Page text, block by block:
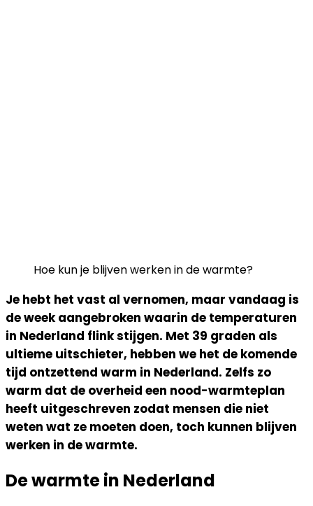
Hoe kun je blijven werken in de warmte?
Je hebt het vast al vernomen, maar vandaag is
de week aangebroken waarin de temperaturen
in Nederland flink stijgen. Met 39 graden als
ultieme uitschieter, hebben we het de komende
tijd ontzettend warm in Nederland. Zelfs zo
warm dat de overheid een nood-warmteplan
heeft uitgeschreven zodat mensen die niet
weten wat ze moeten doen, toch kunnen blijven
werken in de warmte.
De warmte in Nederland